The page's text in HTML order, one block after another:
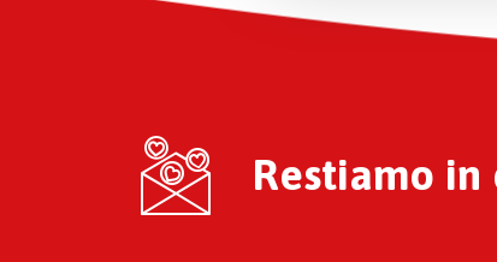
Restiamo